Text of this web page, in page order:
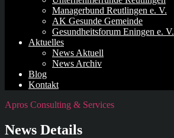
Managerbund Reutlingen e. V.
AK Gesunde Gemeinde
Gesundheitsforum Eningen e. V.
Aktuelles
News Aktuell
News Archiv
Blog
Kontakt
Apros Consulting & Services
News Details